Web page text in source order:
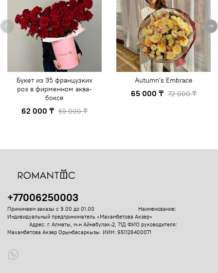
Букет из 35 французких
роз в фирменном аква-
боксе
62 000 ₸ 69 000 ₸
Autumn's Embrace
65 000 ₸ 72 000 ₸
+77006250003
Принимаем заказы с 9.00 до 01.00 Наименование:
Индивидуальный предприниматель «Махамбетова Акзер»
Адрес: г. Алматы, м-н Айнабулак-2, 71Д ФИО руководителя:
Махамбетова Акзер Орынбасаркызы ИИН: 951126400071